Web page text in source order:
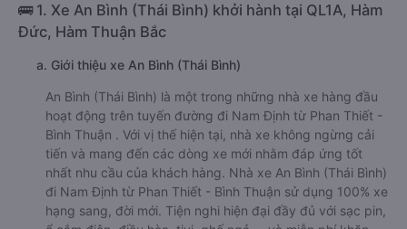
🚌 1. Xe An Bình (Thái Bình) khởi hành tại QL1A, Hàm
Đức, Hàm Thuận Bắc
a. Giới thiệu xe An Bình (Thái Bình)
An Bình (Thái Bình) là một trong những nhà xe hàng đầu
hoạt động trên tuyến đường đi Nam Định từ Phan Thiết -
Bình Thuận . Với vị thế hiện tại, nhà xe không ngừng cải
tiến và mang đến các dòng xe mới nhằm đáp ứng tốt
nhất nhu cầu của khách hàng. Nhà xe An Bình (Thái Bình)
đi Nam Định từ Phan Thiết - Bình Thuận sử dụng 100% xe
hạng sang, đời mới. Tiện nghi hiện đại đầy đủ với sạc pin,